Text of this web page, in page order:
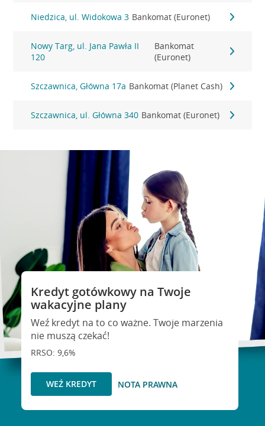
Niedzica, ul. Widokowa 3 Bankomat (Euronet)
Nowy Targ, ul. Jana Pawła II
120
Bankomat
(Euronet)
Szczawnica, Główna 17a Bankomat (Planet Cash)
Szczawnica, ul. Główna 340 Bankomat (Euronet)
Kredyt gotówkowy na Twoje
wakacyjne plany
Weź kredyt na to co ważne. Twoje marzenia
nie muszą czekać!
RRSO: 9,6%
WEŹ KREDYT NOTA PRAWNA